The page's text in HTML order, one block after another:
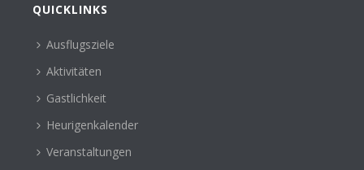
QUICKLINKS
Ausflugsziele
Aktivitäten
Gastlichkeit
Heurigenkalender
Veranstaltungen